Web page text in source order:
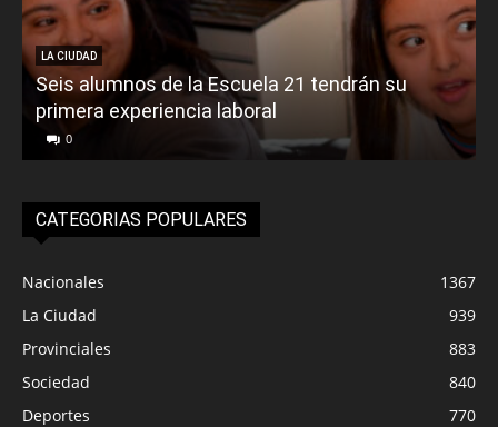
LA CIUDAD
Seis alumnos de la Escuela 21 tendrán su
primera experiencia laboral
0
CATEGORIAS POPULARES
Nacionales
1367
La Ciudad
939
Provinciales
883
Sociedad
840
Deportes
770